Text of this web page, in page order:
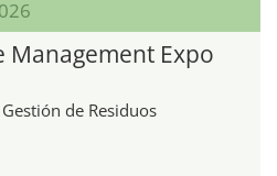
Management Expo
de Residuos